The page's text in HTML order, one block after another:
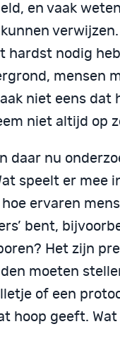
en vaak
hardst nodig
mensen
niet eens dat
niet altijd op
daar nu
speelt er mee
ervaren
bent,
Het zijn
moeten
of een
hoop geeft.